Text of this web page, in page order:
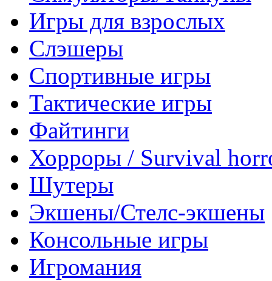
Игры для взрослых
Слэшеры
Спортивные игры
Тактические игры
Файтинги
Хорроры / Survival
Шутеры
Экшены/Стелс-экшены
Консольные игры
Игромания